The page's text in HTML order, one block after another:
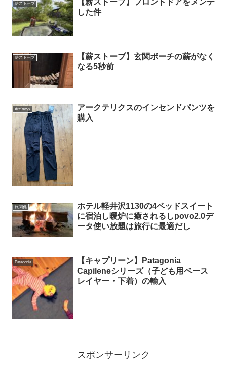
薪ストーブ
【薪ストーブ】フロントドアをメンテ
した件
薪ストーブ
【薪ストーブ】玄関ポーチの薪がなく
なる5秒前
Arc'teryx
アークテリクスのインセンドパンツを
購入
旅関係
ホテル軽井沢1130の4ベッドスイート
に宿泊し暖炉に癒されるしpovo2.0デ
ータ使い放題は旅行に最適だし
Patagonia
【キャプリーン】Patagonia
Capileneシリーズ（子ども用ベース
レイヤー・下着）の輸入
スポンサーリンク